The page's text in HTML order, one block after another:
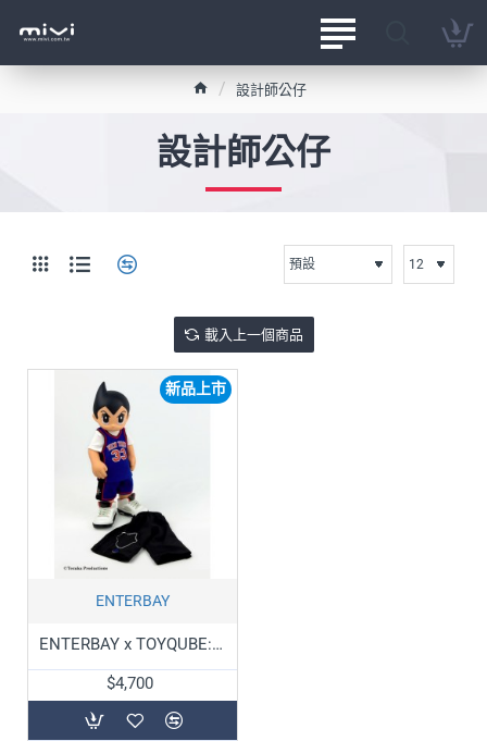
設計師公仔
h
m
e
設計師公仔
載入上一個商品
新品上市
ENTERBAY
ENTERBAY x TOYQUBE: ASTRO BOY原子小金剛-黃金90年代-紐約尼克隊
$4,700